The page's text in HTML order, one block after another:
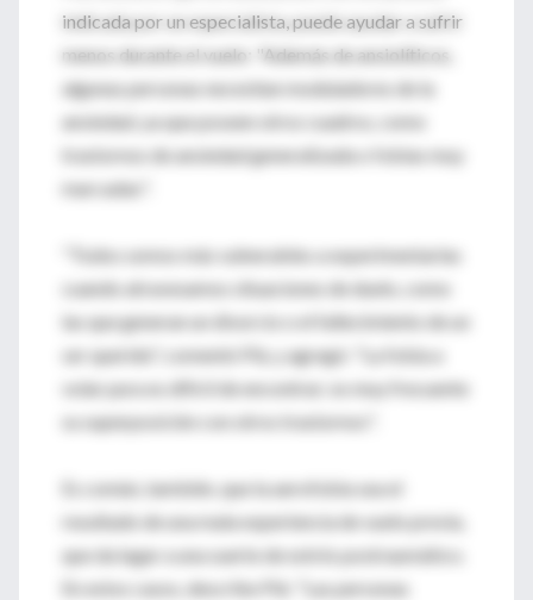
indicada por un especialista, puede ayudar a sufrir
menos durante el vuelo: "Además de ansiolíticos,
algunas personas necesitan moduladores de la
ansiedad, ya que poseen otros cuadros, como
trastornos de ansiedad generalizada o fobias muy
marcadas".
"Todos somos más vulnerables a experimentarlas
cuando atravesamos situaciones de duelo, como
las que generan un divorcio o el fallecimiento de un
ser querido", comentó Plá, y agregó: "La fobia a
volar pura es difícil de encontrar; es muy frecuente
su superposición con otros trastornos".
Es común, también, que la aerofobia sea el
resultado de una mala experiencia de vuelo previa,
que da lugar a una suerte de estrés postraumático.
En estos casos, describe Plá: "Las personas